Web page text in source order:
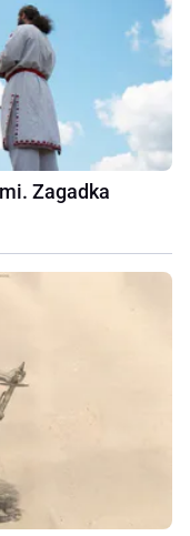
Zagadka